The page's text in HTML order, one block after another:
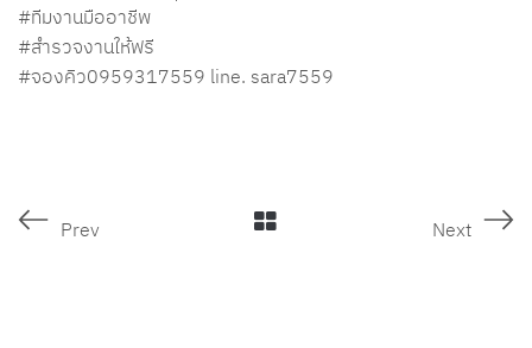
#ทีมงานมืออาชีพ
#สำรวจงานให้ฟรี
#จองคิว0959317559 line. sara7559
Prev Next